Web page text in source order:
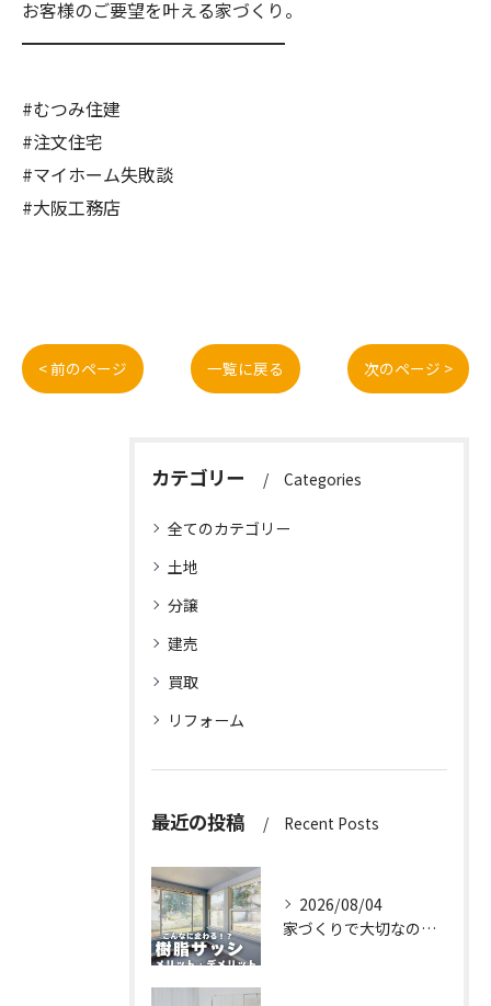
お客様のご要望を叶える家づくり。
━━━━━━━━━━━━━━━
#むつみ住建
#注文住宅
#マイホーム失敗談
#大阪工務店
< 前のページ 一覧に戻る 次のページ >
カテゴリー Categories
全てのカテゴリー
土地
分譲
建売
買取
リフォーム
最近の投稿 Recent Posts
2026/08/04
家づくりで大切なのは、住んでからの快適さ🌿